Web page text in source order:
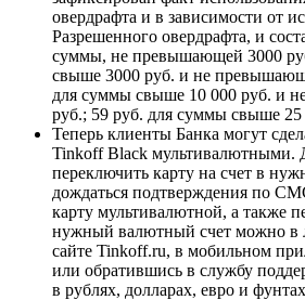
овердрафта и в зависимости от
Разрешенного овердрафта, и
суммы, не превышающей 3000
свыше 3000 руб. и не
для суммы свыше 10 000 руб. и
руб.; 59 руб. для суммы свыше 25
Теперь клиенты Банка могут
Tinkoff Black мультивалютными.
переключить карту на счет в
дождаться подтверждения по
карту мультивалютной, а также
нужный валютный счет можно в
сайте Tinkoff.ru, в мобильном
или обратившись в службу
в рублях, долларах, евро и